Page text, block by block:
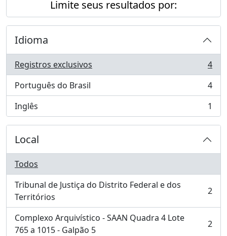
Limite seus resultados por:
Idioma
Registros exclusivos
, 4 resultados
4
Português do Brasil
, 4 resultados
4
Inglês
, 1 resultados 1
Local
Todos
Tribunal de Justiça do Distrito Federal e dos
Territórios
, 2 resultados 2
Complexo Arquivístico - SAAN Quadra 4 Lote
765 a 1015 - Galpão 5
, 2 resultados 2